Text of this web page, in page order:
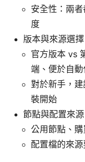
安全性：兩
度
版本與來源選擇
官方版本 vs
端、便於自動
對於新手，
裝開始
節點與配置來源
公用節點、
配置檔的來